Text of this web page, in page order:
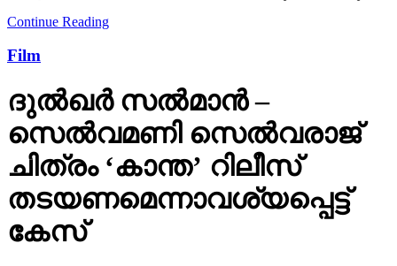
Continue Reading
Film
ദുല്‍ഖര്‍ സല്‍മാന്‍ –
സെല്‍വമണി സെല്‍വരാജ്
ചിത്രം ‘കാന്ത’ റിലീസ്
തടയണമെന്നാവശ്യപ്പെട്ട്
കേസ്